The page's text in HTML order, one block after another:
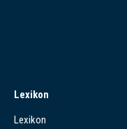
Lexikon
Lexikon